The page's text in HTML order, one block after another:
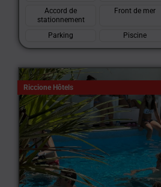
Accord de
stationnement
Front de mer
Parking Piscine
Riccione Hôtels